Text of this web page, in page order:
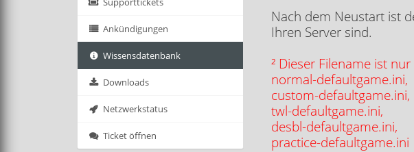
Ankündigungen
Wissensdatenbank
Downloads
Netzwerkstatus
Ticket öffnen
Nach dem Neustart ist
Ihren Server sind.
² Dieser Filename ist
normal-defaultgame.ini,
custom-defaultgame.ini,
twl-defaultgame.ini,
desbl-defaultgame.ini,
practice-defaultgame.ini